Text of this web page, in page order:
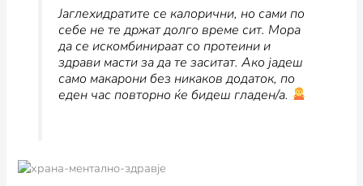
Јаглехидратите се калорични, но сами по
себе не те држат долго време сит. Мора
да се искомбинираат со протеини и
здрави масти за да те заситат. Ако јадеш
само макарони без никаков додаток, по
еден час повторно ќе бидеш гладен/а.